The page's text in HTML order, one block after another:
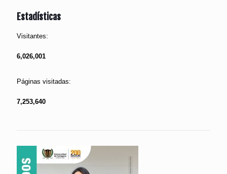
Estadísticas
Visitantes:
6,026,001
Páginas visitadas:
7,253,640